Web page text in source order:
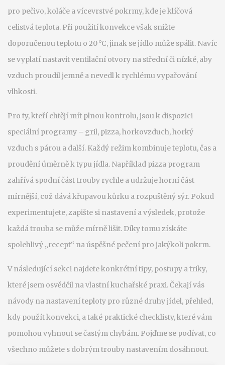
pro pečivo, koláče a vícevrstvé pokrmy, kde je klíčová
celistvá teplota. Při použití konvekce však snižte
doporučenou teplotu o 20 °C, jinak se jídlo může spálit. Navíc
se vyplatí nastavit ventilační otvory na střední či nízké, aby
vzduch proudil jemně a nevedl k rychlému vypařování
vlhkosti.
Pro ty, kteří chtějí mít plnou kontrolu, jsou k dispozici
speciální programy – gril, pizza, horkovzduch, horký
vzduch s párou a další. Každý režim kombinuje teplotu, čas a
proudění úměrně k typu jídla. Například pizza program
zahřívá spodní část trouby rychle a udržuje horní část
mírnější, což dává křupavou kůrku a rozpuštěný sýr. Pokud
experimentujete, zapište si nastavení a výsledek, protože
každá trouba se může mírně lišit. Díky tomu získáte
spolehlivý „recept“ na úspěšné pečení pro jakýkoli pokrm.
V následující sekci najdete konkrétní tipy, postupy a triky,
které jsem osvědčil na vlastní kuchařské praxi. Čekají vás
návody na nastavení teploty pro různé druhy jídel, přehled,
kdy použít konvekci, a také praktické checklisty, které vám
pomohou vyhnout se častým chybám. Pojďme se podívat, co
všechno můžete s dobrým trouby nastavením dosáhnout.